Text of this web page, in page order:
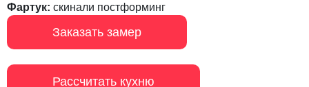
Фартук: скинали постформинг
Заказать замер
Рассчитать кухню